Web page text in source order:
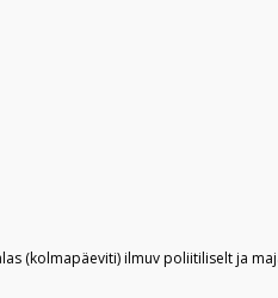
(kolmapäeviti) ilmuv poliitiliselt ja